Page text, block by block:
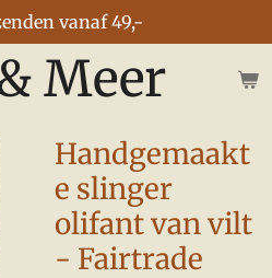
Meer
vanaf 49,-
Handgemaakt
e slinger
olifant van vilt
- Fairtrade